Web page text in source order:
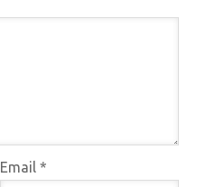
Email*